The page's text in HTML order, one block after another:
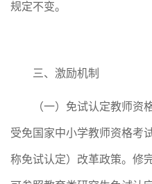
规定不变。
三、激励机制
（一）免试认定教师资
受免国家中小学教师资格考
称免试认定）改革政策。修